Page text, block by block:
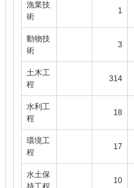
漁業技
術
1
動物技
術
3
土木工
程
314
水利工
程
18
環境工
程
17
水土保
持工程
10